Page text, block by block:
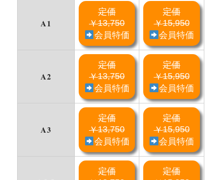
A1
定価
￥13,750
会員特価
定価
￥15,950
会員特価
A2
定価
￥13,750
会員特価
定価
￥15,950
会員特価
A3
定価
￥13,750
会員特価
定価
￥15,950
会員特価
定価
定価